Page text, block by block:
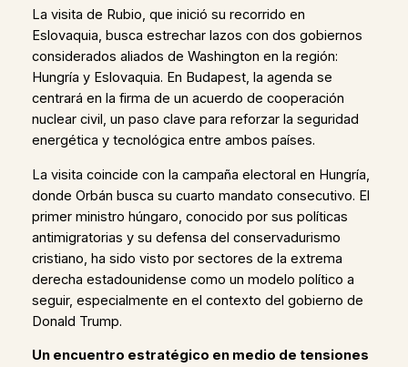
La visita de Rubio, que inició su recorrido en
Eslovaquia, busca estrechar lazos con dos gobiernos
considerados aliados de Washington en la región:
Hungría y Eslovaquia. En Budapest, la agenda se
centrará en la firma de un acuerdo de cooperación
nuclear civil, un paso clave para reforzar la seguridad
energética y tecnológica entre ambos países.
La visita coincide con la campaña electoral en Hungría,
donde Orbán busca su cuarto mandato consecutivo. El
primer ministro húngaro, conocido por sus políticas
antimigratorias y su defensa del conservadurismo
cristiano, ha sido visto por sectores de la extrema
derecha estadounidense como un modelo político a
seguir, especialmente en el contexto del gobierno de
Donald Trump.
Un encuentro estratégico en medio de tensiones